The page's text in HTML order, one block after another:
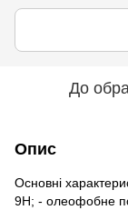
До
Опис
Основні
9Н; - олеофобне